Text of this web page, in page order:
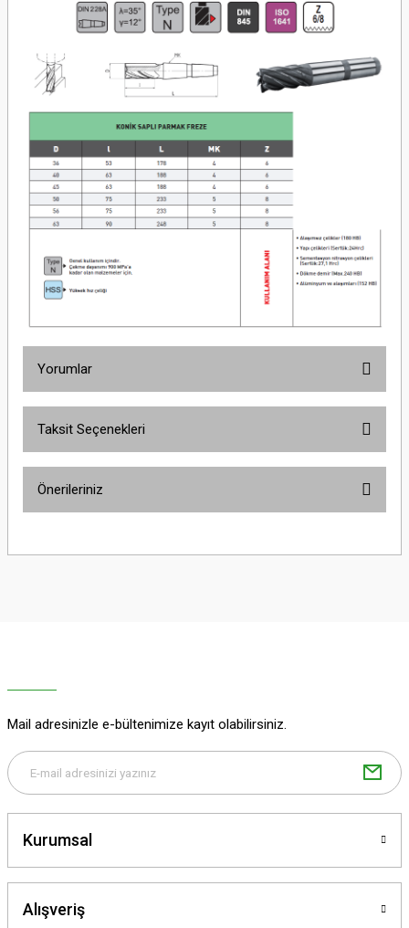
Yorumlar
Taksit Seçenekleri
Önerileriniz
yetersiz gördüğünüz noktaları öneri formunu kullanarak tarafımıza
Bu ürüne benzer farklı alternatifler olmalı.
Mail adresinizle e-bültenimize kayıt olabilirsiniz.
Kurumsal
Alışveriş